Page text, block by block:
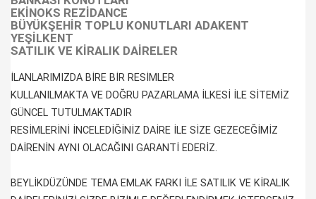
EKİNOKS REZİDANCE
BÜYÜKŞEHİR TOPLU KONUTLARI ADAKENT
YEŞİLKENT
SATILIK VE KİRALIK DAİRELER
İLANLARIMIZDA BİRE BİR RESİMLER
KULLANILMAKTA VE DOĞRU PAZARLAMA İLKESİ İLE SİTEMİZ
GÜNCEL TUTULMAKTADIR
RESİMLERİNİ İNCELEDİĞİNİZ DAİRE İLE SİZE GEZECEĞİMİZ
DAİRENİN AYNI OLACAĞINI GARANTİ EDERİZ.
BEYLİKDÜZÜNDE TEMA EMLAK FARKI İLE SATILIK VE KİRALIK